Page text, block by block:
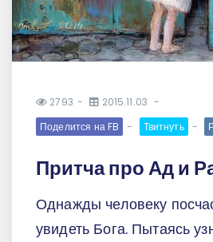
2793
2015.11.03
Поделится на FB
Твитнуть
Притча про Ад и
Однажды человеку
увидеть Бога. Пытаясь